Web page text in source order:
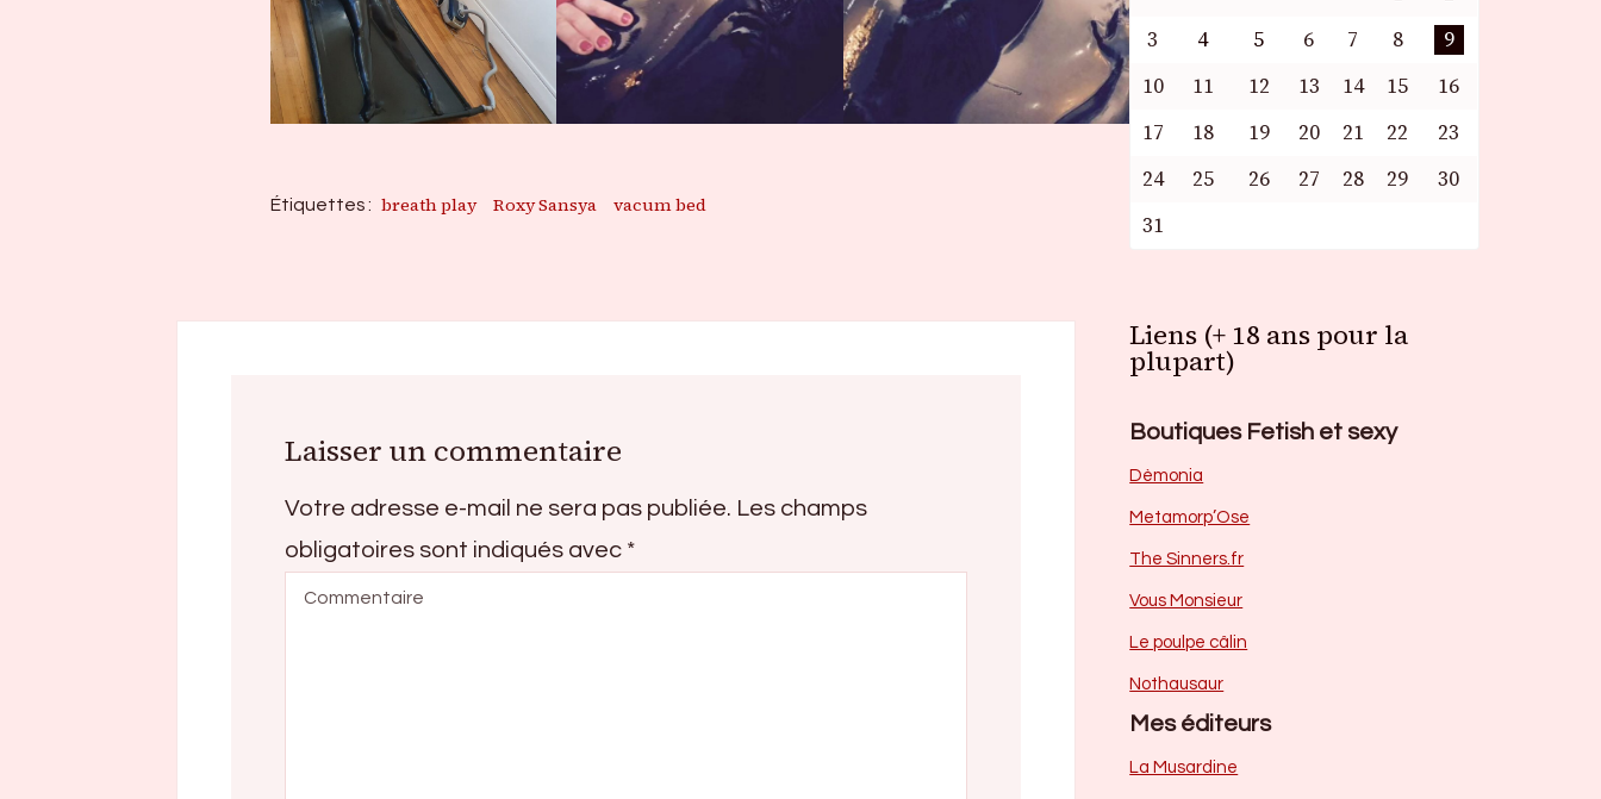
Étiquettes : breath play Roxy Sansya vacum bed
Laisser un commentaire
Votre adresse e-mail ne sera pas publiée. Les champs
obligatoires sont indiqués avec *
3
4 5 6 7 8
9
10
11 12 13 14 15
16
17
18 19 20 21 22
23
24
25 26 27 28 29
30
31
Liens (+ 18 ans pour la
plupart)
Boutiques Fetish et sexy
Dèmonia
Metamorp’Ose
The Sinners.fr
Vous Monsieur
Le poulpe câlin
Nothausaur
Mes éditeurs
La Musardine